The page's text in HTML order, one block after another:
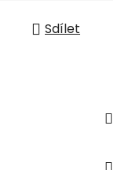
Sdílet